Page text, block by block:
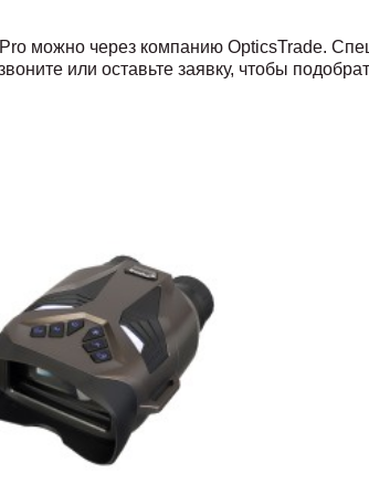
можно через компанию OpticsTrade.
или оставьте заявку, чтобы